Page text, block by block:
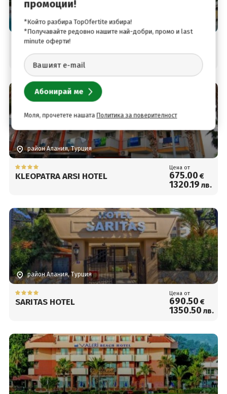
район Алания, Турция
.47
район Алания, Турция
KLEOPATRA ARSI HOTEL
Цена от
675.00 €
1320.19 лв.
район Алания, Турция
SARITAS HOTEL
Цена от
690.50 €
1350.50 лв.
промоции!
*Който разбира TopOfertite избира!
*Получавайте редовно нашите най-добри, промо и last
minute оферти!
Моля, прочетете нашата Политика за поверителност